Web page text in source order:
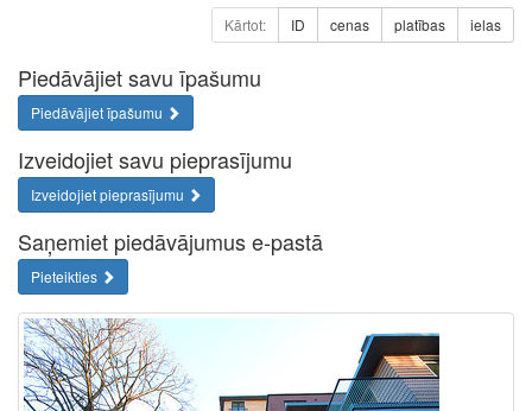
Kārtot: ID cenas platības ielas
Piedāvājiet savu īpašumu
Piedāvājiet īpašumu
Izveidojiet savu pieprasījumu
Izveidojiet pieprasījumu
Saņemiet piedāvājumus e-pastā
Pieteikties